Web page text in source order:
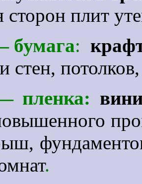
плит
бумага:
стен,
пленка:
.